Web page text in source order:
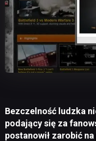
Bezczelność ludzka
podający się za
postanowił zarobić